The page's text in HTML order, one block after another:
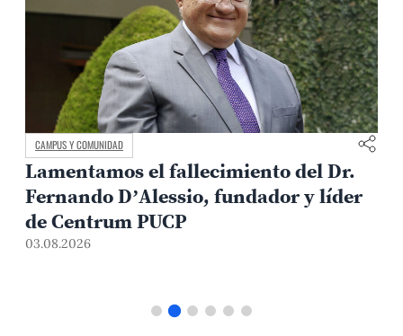
CAMPUS Y COMUNIDAD
Lamentamos el fallecimiento del Dr.
Fernando D’Alessio, fundador y líder
de Centrum PUCP
03.08.2026